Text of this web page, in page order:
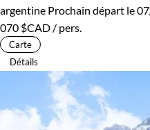
argentine Prochain départ le
070 $CAD / pers.
Carte
Détails